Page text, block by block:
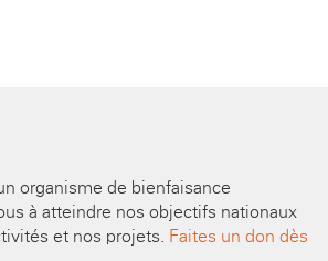
organisme de bienfaisance
à atteindre nos objectifs nationaux
et nos projets. Faites un don dès